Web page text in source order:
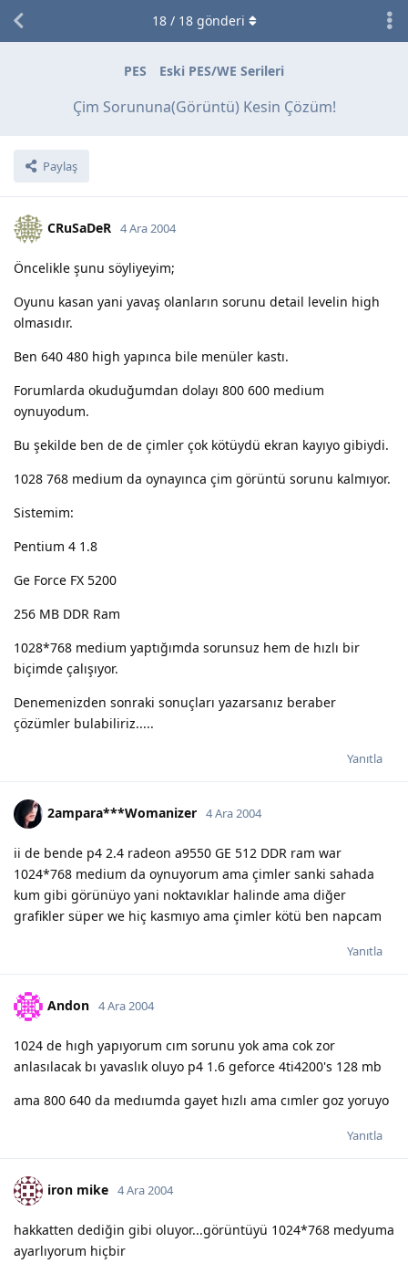
PES Eski PES/WE Serileri
Çim Sorununa(Görüntü) Kesin Çözüm!
Paylaş
18/ 18gönderi
CRuSaDeR 4 Ara 2004
Öncelikle şunu söyliyeyim;
Oyunu kasan yani yavaş olanların sorunu detail levelin high
olmasıdır.
Ben 640 480 high yapınca bile menüler kastı.
Forumlarda okuduğumdan dolayı 800 600 medium
oynuyodum.
Bu şekilde ben de de çimler çok kötüydü ekran kayıyo gibiydi.
1028 768 medium da oynayınca çim görüntü sorunu kalmıyor.
Sistemim:
Pentium 4 1.8
Ge Force FX 5200
256 MB DDR Ram
1028*768 medium yaptığımda sorunsuz hem de hızlı bir
biçimde çalışıyor.
Denemenizden sonraki sonuçları yazarsanız beraber
çözümler bulabiliriz.....
Yanıtla
2ampara***Womanizer 4 Ara 2004
ii de bende p4 2.4 radeon a9550 GE 512 DDR ram war
1024*768 medium da oynuyorum ama çimler sanki sahada
kum gibi görünüyo yani noktavıklar halinde ama diğer
grafikler süper we hiç kasmıyo ama çimler kötü ben napcam
Yanıtla
Andon 4 Ara 2004
1024 de hıgh yapıyorum cım sorunu yok ama cok zor
anlasılacak bı yavaslık oluyo p4 1.6 geforce 4ti4200's 128 mb
ama 800 640 da medıumda gayet hızlı ama cımler goz yoruyo
Yanıtla
iron mike 4 Ara 2004
hakkatten dediğin gibi oluyor...görüntüyü 1024*768 medyuma
ayarlıyorum hiçbir